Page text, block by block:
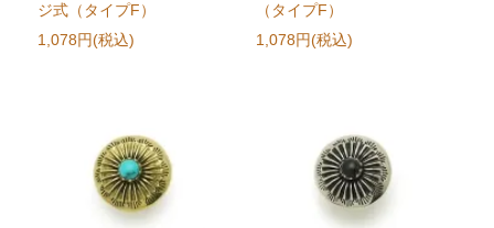
ジ式（タイプF）
1,078円(税込)
（タイプF）
1,078円(税込)